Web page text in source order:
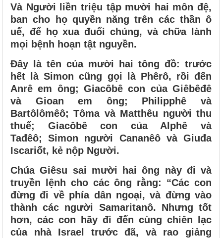
Và Người liền triệu tập mười hai môn đệ,
ban cho họ quyền năng trên các thần ô
uế, để họ xua đuổi chúng, và chữa lành
mọi bệnh hoạn tật nguyền.
Ðây là tên của mười hai tông đồ: trước
hết là Simon cũng gọi là Phêrô, rồi đến
Anrê em ông; Giacôbê con của Giêbêđê
và Gioan em ông; Philipphê và
Bartôlômêô;Tôma và Matthêu người thu
thuế; Giacôbê con của Alphê và
Tađêô;Simon người Cananêô và Giuđa
Iscariốt, kẻ nộp Người.
Chúa Giêsu sai mười hai ông này đi và
truyền lệnh cho các ông rằng: “Các con
đừng đi về phía dân ngoại, và đừng vào
thành các người Samaritanô. Nhưng tốt
hơn, các con hãy đi đến cùng chiên lạc
của nhà Israel trước đã, và rao giảng